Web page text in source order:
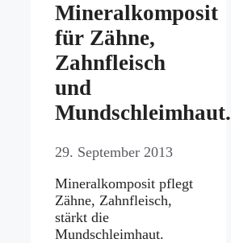
Mineralkomposit
für Zähne,
Zahnfleisch
und
Mundschleimhaut.
29. September 2013
Mineralkomposit pflegt
Zähne, Zahnfleisch,
stärkt die
Mundschleimhaut.